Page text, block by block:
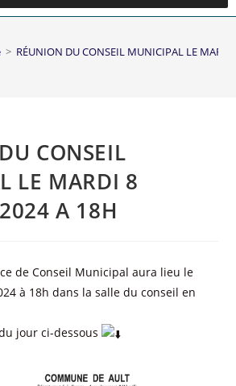
> RÉUNION DU CONSEIL MUNICIPAL LE
CONSEIL
LE MARDI 8
A 18H
de Conseil Municipal aura lieu le
à 18h dans la salle du conseil en
jour ci-dessous